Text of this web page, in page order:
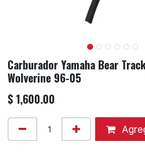
Carburador Yamaha Bear
Wolverine 96-05
$1,600.00